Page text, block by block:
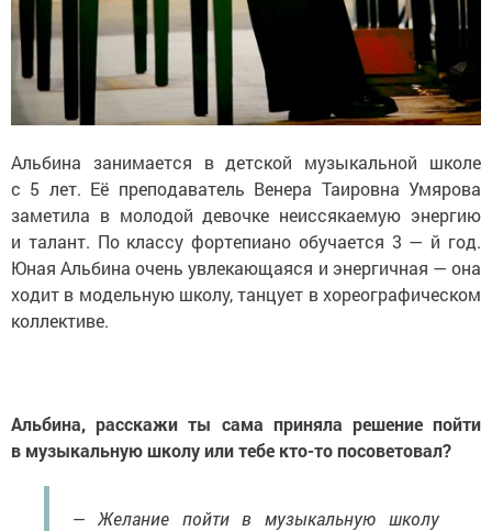
Альбина занимается в детской музыкальной школе
с 5 лет. Её преподаватель Венера Таировна Умярова
заметила в молодой девочке неиссякаемую энергию
и талант. По классу фортепиано обучается 3 — й год.
Юная Альбина очень увлекающаяся и энергичная — она
ходит в модельную школу, танцует в хореографическом
коллективе.
Альбина, расскажи ты сама приняла решение пойти
в музыкальную школу или тебе кто-то посоветовал?
— Желание пойти в музыкальную школу